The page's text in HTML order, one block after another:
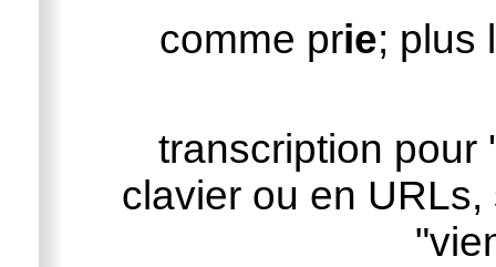
comme prie; plus
transcription pour
clavier ou en